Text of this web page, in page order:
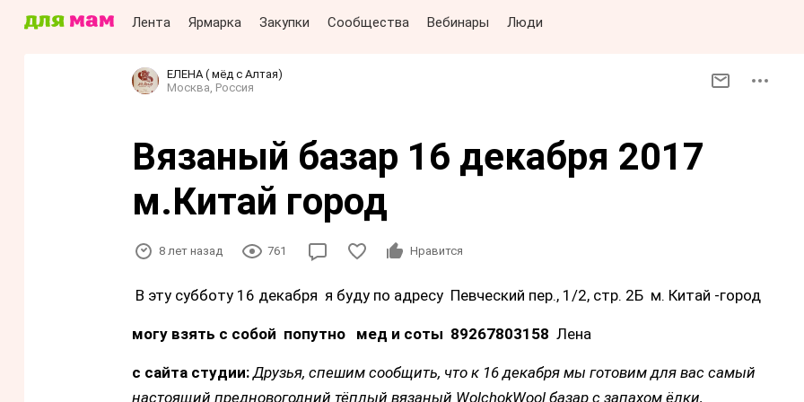
Лента Ярмарка Закупки Сообщества Вебинары Люди
ЕЛЕНА ( мёд с Алтая)
Москва, Россия
Вязаный базар 16 декабря 2017
м.Китай город
8 лет назад 761 Нравится
В эту субботу 16 декабря я буду по адресу Певческий пер., 1/2, стр. 2Б м. Китай -город
могу взять с собой попутно мед и соты 89267803158 Лена
с сайта студии: Друзья, спешим сообщить, что к 16 декабря мы готовим для вас самый
настоящий предновогодний тёплый вязаный WolchokWool базар с запахом ёлки,